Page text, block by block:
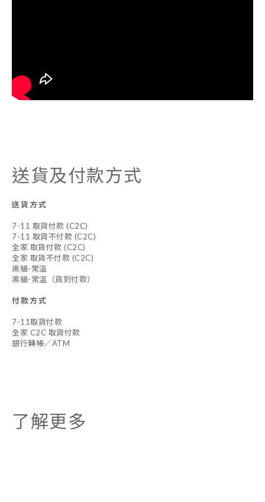
送貨及付款方式
送貨方式
7-11 取貨付款 (C2C)
7-11 取貨不付款 (C2C)
全家 取貨付款 (C2C)
全家 取貨不付款 (C2C)
黑貓-常溫
黑貓-常溫（貨到付款）
付款方式
7-11取貨付款
全家 C2C 取貨付款
銀行轉帳／ATM
了解更多